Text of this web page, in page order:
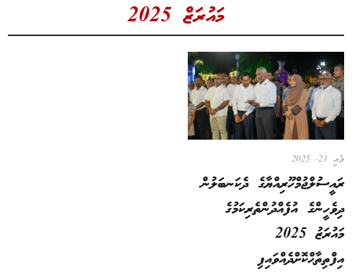
މައުރަޒް 2025
މެއި 23, 2025
ރައީސުލްޖުމްހޫރިއްޔާގެ ދެކަނބަލުން
ދިވެހީންގެ އުފެއްދުންތެރިކަމުގެ
މައުރަޒު 2025
އިފްތިތާޙްކޮށްދެއްވައިފި